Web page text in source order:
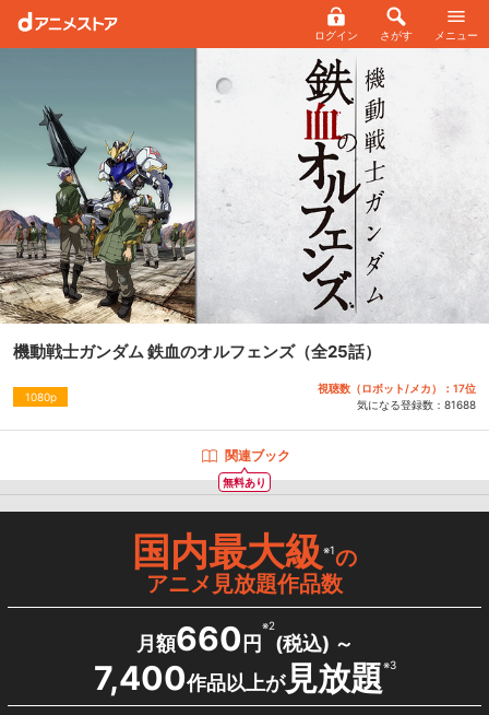
ログイン さがす メニュー
機動戦士ガンダム 鉄血のオルフェンズ（全25話）
1080p
視聴数（ロボット/メカ）：17位
気になる登録数： 81688
無料あり
関連ブック
国内最大級※1の
アニメ見放題作品数
月額660 円
※2
(税込) ～
7,400作品以上が見放題※3